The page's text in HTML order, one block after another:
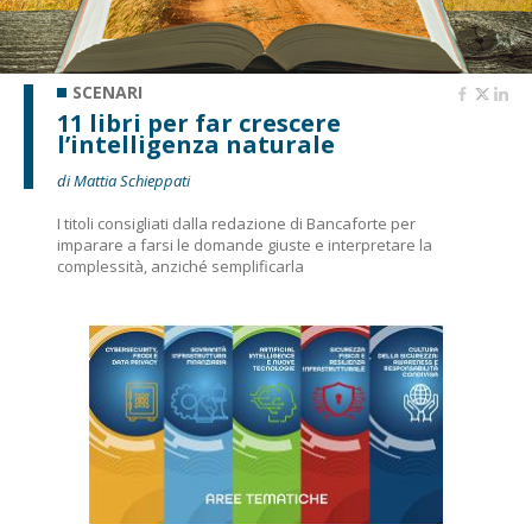
SCENARI
11 libri per far crescere
l’intelligenza naturale
di Mattia Schieppati
I titoli consigliati dalla redazione di Bancaforte per
imparare a farsi le domande giuste e interpretare la
complessità, anziché semplificarla